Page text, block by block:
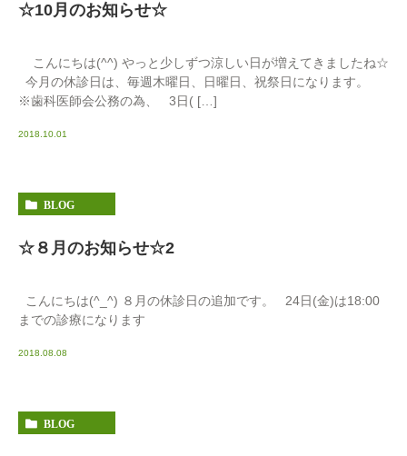
☆10月のお知らせ☆
こんにちは(^^) やっと少しずつ涼しい日が増えてきましたね☆
今月の休診日は、毎週木曜日、日曜日、祝祭日になります。
※歯科医師会公務の為、 3日( […]
2018.10.01
BLOG
☆８月のお知らせ☆2
こんにちは(^_^) ８月の休診日の追加です。 24日(金)は18:00
までの診療になります
2018.08.08
BLOG